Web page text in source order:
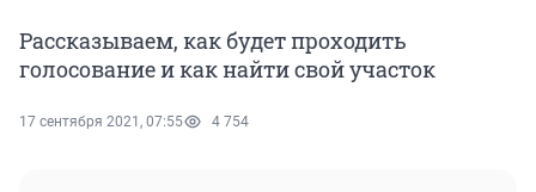
Рассказываем, как будет проходить
голосование и как найти свой участок
17 сентября 2021, 07:55 4 754